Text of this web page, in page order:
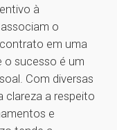
à
o
em uma
o sucesso é um
Com diversas
clareza a respeito
e